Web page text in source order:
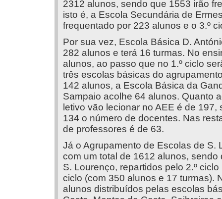
2312 alunos, sendo que 1553 irão
isto é, a Escola Secundária de
frequentado por 223 alunos e o 3.º
Por sua vez, Escola Básica D.
282 alunos e terá 16 turmas. No
alunos, ao passo que no 1.º ciclo
três escolas básicas do
142 alunos, a Escola Básica da
Sampaio acolhe 64 alunos. Quanto
letivo vão lecionar no AEE é de
134 o número de docentes. Nas
de professores é de 63.
Já o Agrupamento de Escolas de S.
com um total de 1612 alunos,
S. Lourenço, repartidos pelo 2.º
ciclo (com 350 alunos e 17 turmas).
alunos distribuídos pelas escolas